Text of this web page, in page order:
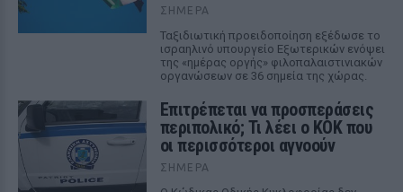
ΣΉΜΕΡΑ
Ταξιδιωτική προειδοποίηση εξέδωσε το
ισραηλινό υπουργείο Εξωτερικών ενόψει
της «ημέρας οργής» φιλοπαλαιστινιακών
οργανώσεων σε 36 σημεία της χώρας.
Επιτρέπεται να προσπεράσεις
περιπολικό; Τι λέει ο ΚΟΚ που
οι περισσότεροι αγνοούν
ΣΉΜΕΡΑ